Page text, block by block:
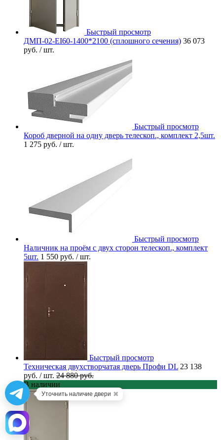
Быстрый просмотр
ДМП-02-EI60-1400*2100 (сплошного сечения) 36 073
руб. / шт.
Быстрый просмотр
Короб дверной на одну дверь телескоп., комплект 2,5шт.
1 275 руб. / шт.
Быстрый просмотр
Наличник на проём с двух сторон телескоп., комплект
5шт. 1 550 руб. / шт.
Быстрый просмотр
Техническая двухстворчатая дверь Профи DL 23 138
руб. / шт. 24 880 руб.
В наличии
Уточнить наличие двери ✖